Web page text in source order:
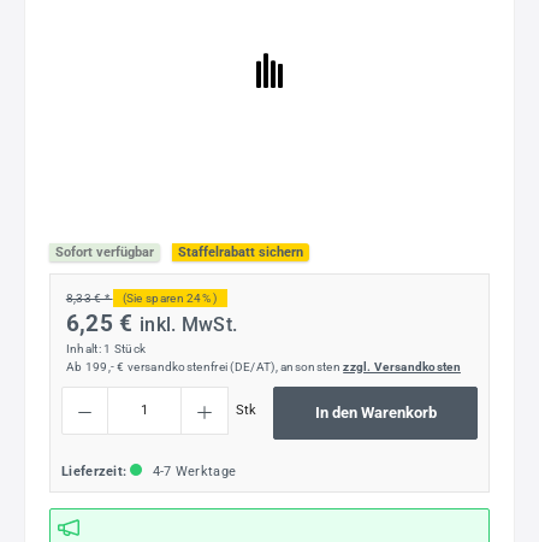
Sofort verfügbar Staffelrabatt sichern
8,33 € * (Sie sparen 24% )
6,25 € inkl. MwSt.
Inhalt: 1 Stück
Ab 199,- € versandkostenfrei (DE/AT), ansonstenzzgl. Versandkosten
Stk In den Warenkorb
Lieferzeit: 4-7 Werktage